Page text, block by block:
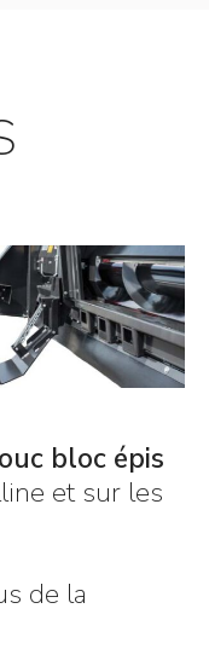
bloc épis
et sur les
de la